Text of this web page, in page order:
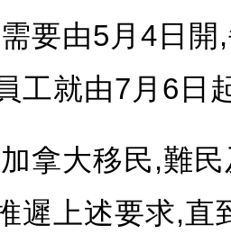
要由5月4日
工就由7月6日
拿大移民,難
遲上述要求,直